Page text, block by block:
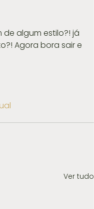
Agora bora sair e
Ver tudo